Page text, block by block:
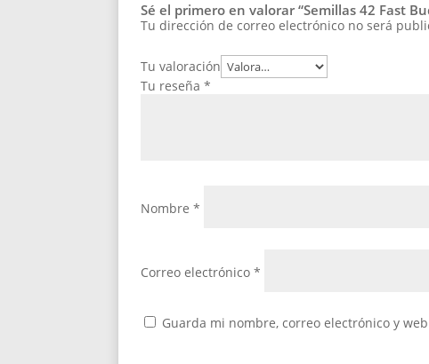
Sé el primero en valorar “Semillas 42 Fast
Tu dirección de correo electrónico no será
Tu valoración
Tu reseña *
Nombre *
Correo electrónico *
Guarda mi nombre, correo electrónico y